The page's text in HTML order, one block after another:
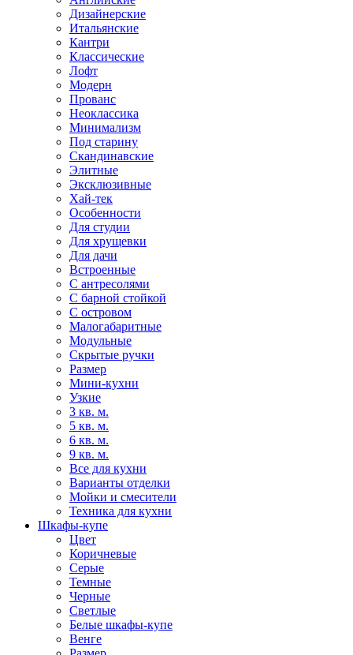
Дизайнерские
Итальянские
Кантри
Классические
Лофт
Модерн
Прованс
Неоклассика
Минимализм
Под старину
Скандинавские
Элитные
Эксклюзивные
Хай-тек
Особенности
Для студии
Для хрущевки
Для дачи
Встроенные
С антресолями
С барной стойкой
С островом
Малогабаритные
Модульные
Скрытые ручки
Размер
Мини-кухни
Узкие
3 кв. м.
5 кв. м.
6 кв. м.
9 кв. м.
Все для кухни
Варианты отделки
Мойки и смесители
Техника для кухни
Шкафы-купе
Цвет
Коричневые
Серые
Темные
Черные
Светлые
Белые шкафы-купе
Венге